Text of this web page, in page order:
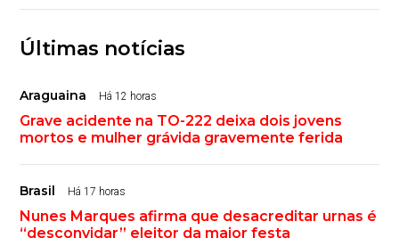
Últimas notícias
Araguaina Há 12 horas
Grave acidente na TO-222 deixa dois jovens
mortos e mulher grávida gravemente ferida
Brasil Há 17 horas
Nunes Marques afirma que desacreditar urnas é
“desconvidar” eleitor da maior festa